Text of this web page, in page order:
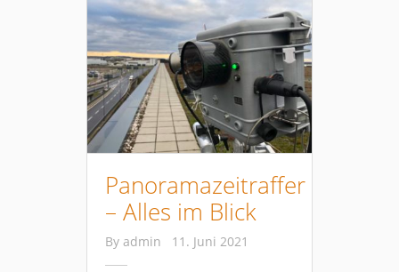
Panoramazeitraffer
– Alles im Blick
By admin 11. Juni 2021